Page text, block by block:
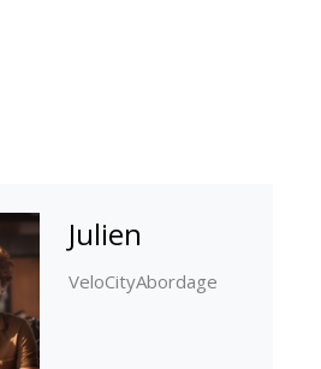
Julien
VeloCityAbordage